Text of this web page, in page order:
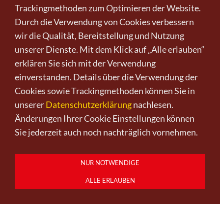
von Nathan Wright
380,00 €*
Trackingmethoden zum Optimieren der Website.
Durch die Verwendung von Cookies verbessern
wir die Qualität, Bereitstellung und Nutzung
unserer Dienste. Mit dem Klick auf „Alle erlauben“
erklären Sie sich mit der Verwendung
einverstanden. Details über die Verwendung der
Cookies sowie Trackingmethoden können Sie in
unsererDatenschutzerklärungnachlesen.
Änderungen Ihrer Cookie Einstellungen können
Sie jederzeit auch noch nachträglich vornehmen.
NUR NOTWENDIGE
ALLE ERLAUBEN